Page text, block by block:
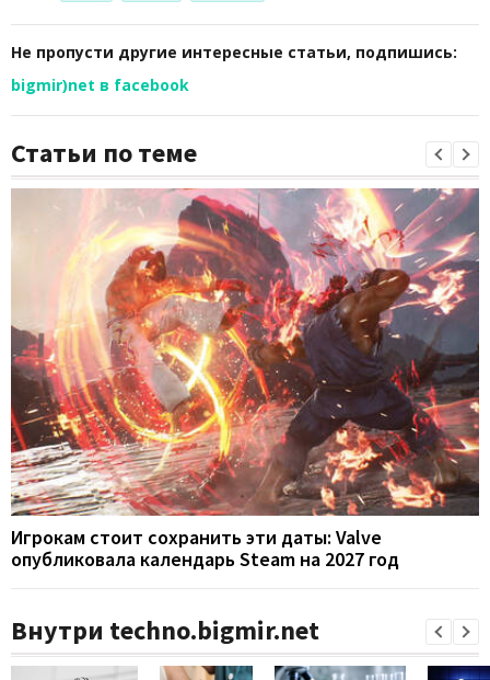
Не пропусти другие интересные статьи, подпишись:
bigmir)net в facebook
Статьи по теме
Игрокам стоит сохранить эти даты: Valve
опубликовала календарь Steam на 2027 год
Внутри techno.bigmir.net